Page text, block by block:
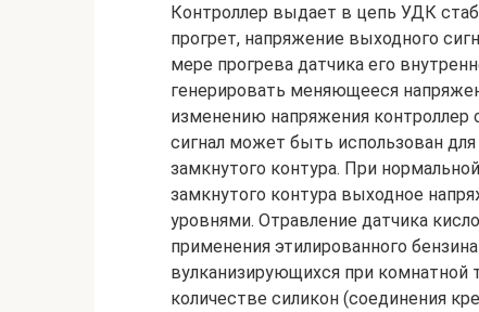
Контроллер выдает в цепь УДК
прогрет, напряжение выходного
мере прогрева датчика его
генерировать меняющееся
изменению напряжения контроллер
сигнал может быть использован
замкнутого контура. При
замкнутого контура выходное
уровнями. Отравление датчика
применения этилированного
вулканизирующихся при
количестве силикон (соединения